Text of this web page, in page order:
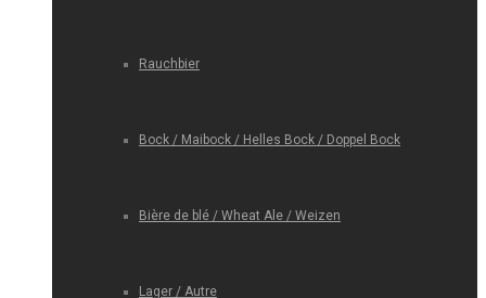
Rauchbier
Bock / Maibock / Helles Bock / Doppel Bock
Bière de blé / Wheat Ale / Weizen
Lager / Autre